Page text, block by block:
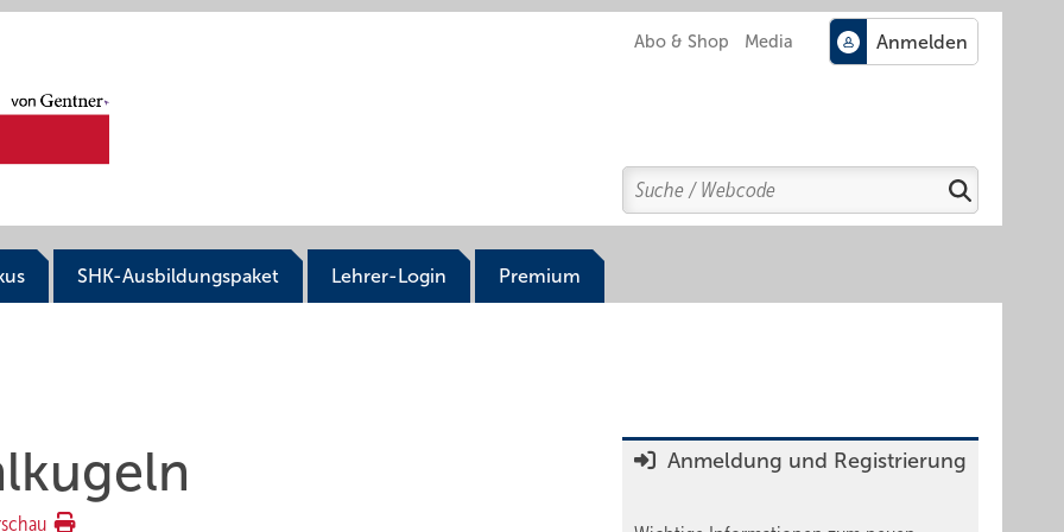
Abo & Shop Media
Search
Suchen
SHK-Ausbildungspaket Lehrer-Login Premium
Anmeldung und Registrierung